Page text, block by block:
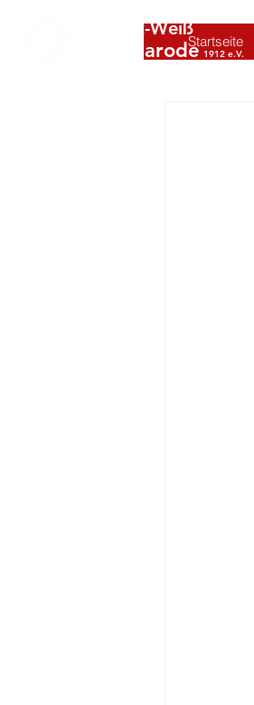
SC Rot-Weiß
Volkmarode 1912 e.V.
Startseite